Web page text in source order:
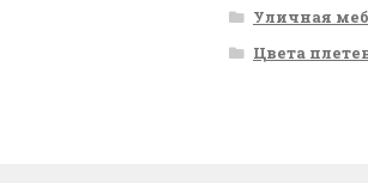
Уличная
Цвета